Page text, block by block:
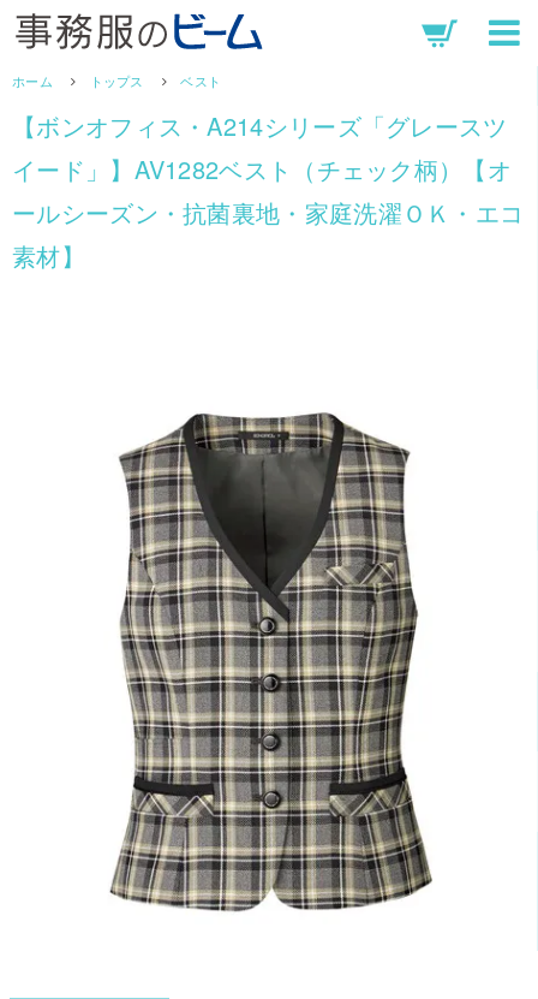
ホーム トップス ベスト
【ボンオフィス・A214シリーズ「グレースツ
イード」】AV1282ベスト（チェック柄）【オ
ールシーズン・抗菌裏地・家庭洗濯ＯＫ・エコ
素材】